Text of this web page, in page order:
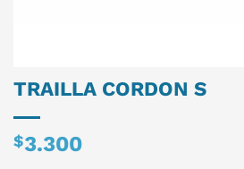
TRAILLA CORDON S
$3.300